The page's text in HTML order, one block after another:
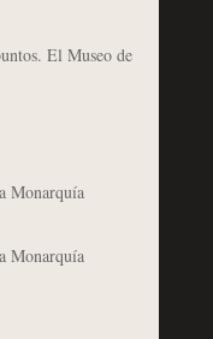
El Museo de
Monarquía
Monarquía